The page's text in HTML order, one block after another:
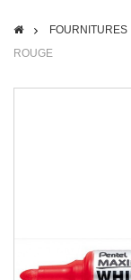
FOURNITURES
ROUGE